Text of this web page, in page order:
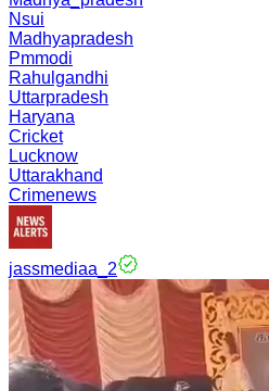
Nsui
Madhyapradesh
Pmmodi
Rahulgandhi
Uttarpradesh
Haryana
Cricket
Lucknow
Uttarakhand
Crimenews
jassmediaa_2